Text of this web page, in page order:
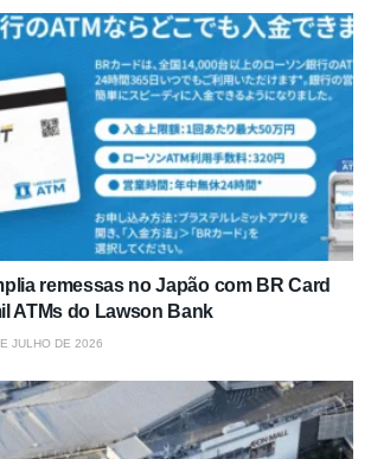
remessas no Japão com BR Card
ATMs do Lawson Bank
JULHO DE 2026